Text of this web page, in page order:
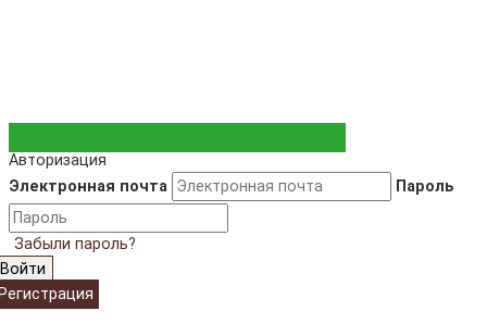
Авторизация
Электронная почта
Пароль
Забыли пароль?
Войти